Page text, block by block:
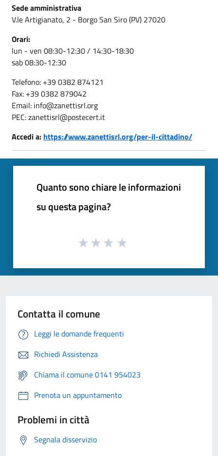
Sede amministrativa
V.le Artigianato, 2 - Borgo San Siro (PV) 27020
Orari:
lun - ven 08:30-12:30 / 14:30-18:30
sab 08:30-12:30
Telefono: +39 0382 874121
Fax: +39 0382 879042
Email: info@zanettisrl.org
PEC: zanettisrl@postecert.it
Accedi a: https://www.zanettisrl.org/per-il-cittadino/
Quanto sono chiare le informazioni
su questa pagina?
Contatta il comune
Leggi le domande frequenti
Richiedi Assistenza
Chiama il comune 0141 954023
Prenota un appuntamento
Problemi in città
Segnala disservizio